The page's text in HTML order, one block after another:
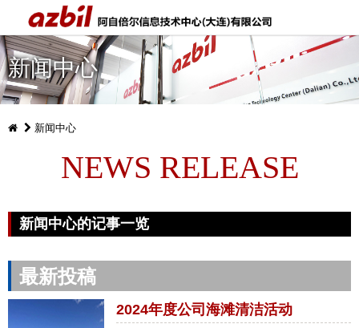
新闻中心
新闻中心
NEWS RELEASE
新闻中心的记事一览
最新投稿
2024年度公司海滩清洁活动